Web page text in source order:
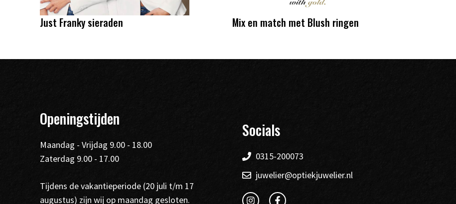
Just Franky sieraden Mix en match met Blush ringen
Openingstijden
Maandag - Vrijdag 9.00 - 18.00
Zaterdag 9.00 - 17.00
Tijdens de vakantieperiode (20 juli t/m 17
augustus) zijn wij op maandag gesloten.
Socials
0315-200073
juwelier@optiekjuwelier.nl